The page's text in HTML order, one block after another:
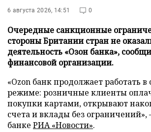
6 августа 2026, 14:51 0
Очередные санкционные
стороны Британии стран не
деятельность «Озон банка»,
финансовой организации.
«Ozon банк продолжает работать
режиме: розничные клиенты
покупки картами, открывают
счета и вклады без ограничений»,
банке РИА «Новости».